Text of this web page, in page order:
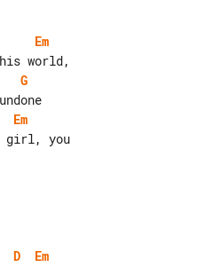
Em
G
Em
D
Em